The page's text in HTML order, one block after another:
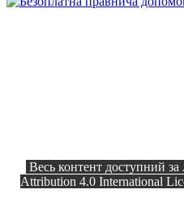
Весь контент доступний за
Attribution 4.0 International